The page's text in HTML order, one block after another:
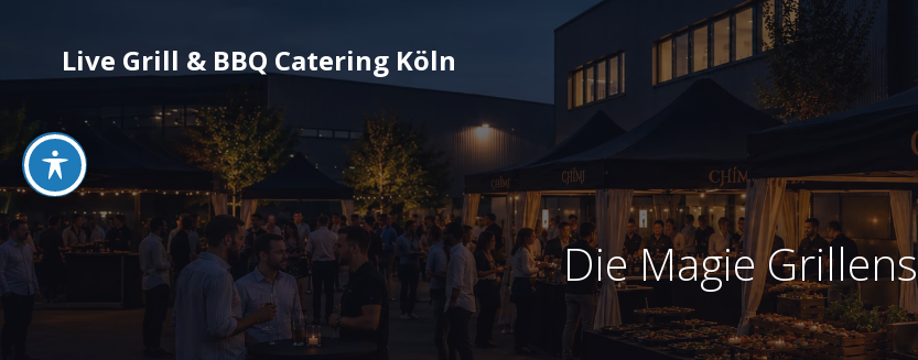
Live Grill & BBQ Catering Köln
Die Magie Grillens